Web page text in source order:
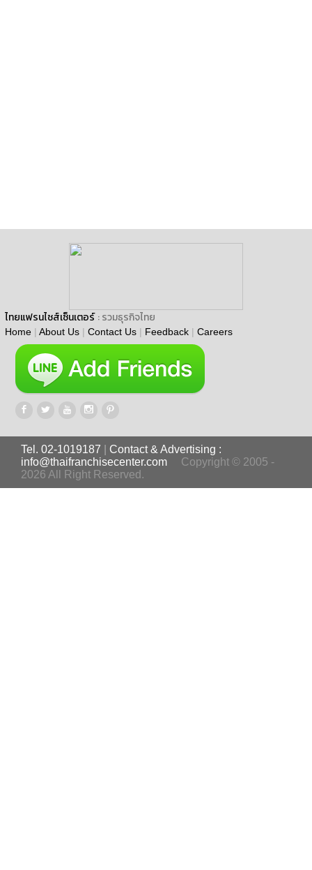
ไทยแฟรนไชส์เซ็นเตอร์ : รวมธุรกิจไทย
Home | About Us | Contact Us | Feedback | Careers
Tel. 02-1019187
Contact & Advertising :
info@thaifranchisecenter.com
Copyright © 2005 -
2026 All Right Reserved.